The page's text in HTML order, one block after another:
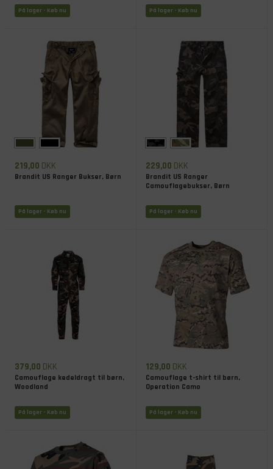
På lager - Køb nu På lager - Køb nu
219,00 DKK
Brandit US Ranger Bukser, Børn
På lager - Køb nu
229,00 DKK
Brandit US Ranger
Camouflagebukser, Børn
På lager - Køb nu
379,00 DKK
Camouflage kedeldragt til børn,
Woodland
På lager - Køb nu
129,00 DKK
Camouflage t-shirt til børn,
Operation Camo
På lager - Køb nu